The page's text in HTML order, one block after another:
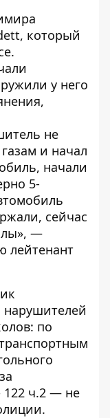
который
у него
не
и начал
начали
5-
сейчас
—
лейтенант
по
122 ч.2 — не